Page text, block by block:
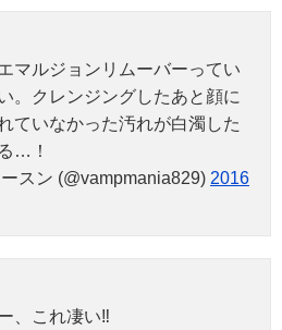
マルジョンリムーバーってい
。クレンジングしたあと顔に
ていなかった汚れが白濁した
…！
スン (@vampmania829) 2016
、これ凄い‼︎